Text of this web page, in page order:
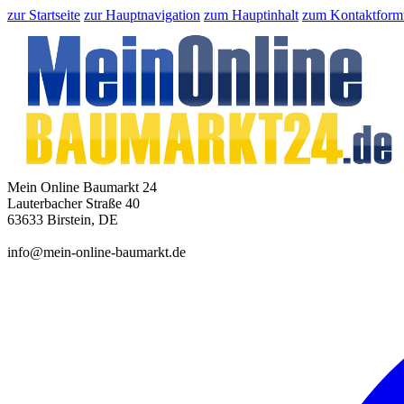
zur Startseite zur Hauptnavigation zum Hauptinhalt zum
Mein Online Baumarkt 24
Lauterbacher Straße 40
63633 Birstein, DE
info@mein-online-baumarkt.de